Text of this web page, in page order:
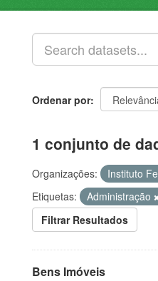
Ordenar por
1 conjunto de
Organizações:
Instituto
Etiquetas:
Administração
Filtrar Resultados
Bens Imóveis